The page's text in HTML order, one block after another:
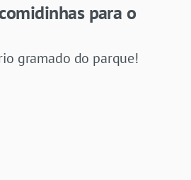
para o
gramado do parque!